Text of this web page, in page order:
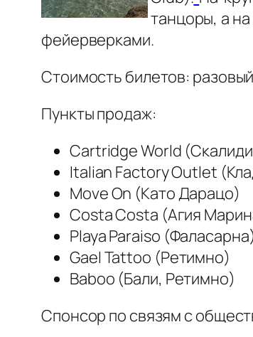
танцоры, а
фейерверками.
Стоимость билетов:
Пункты продаж:
Cartridge World
Italian Factory Outlet
Move On (Като Дарацо)
Costa Costa (Агия
Playa Paraiso (Фаласарна)
Gael Tattoo (Ретимно)
Baboo (Бали, Ретимно)
Спонсор по связям с